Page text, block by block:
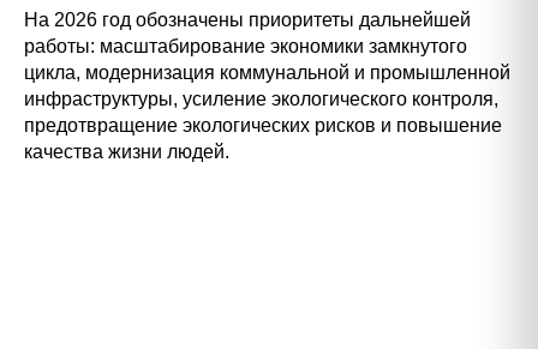
На 2026 год обозначены приоритеты дальнейшей
работы: масштабирование экономики замкнутого
цикла, модернизация коммунальной и промышленной
инфраструктуры, усиление экологического контроля,
предотвращение экологических рисков и повышение
качества жизни людей.